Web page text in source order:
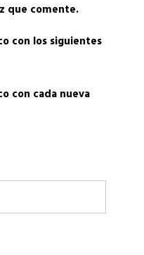
que comente.
con los siguientes
con cada nueva